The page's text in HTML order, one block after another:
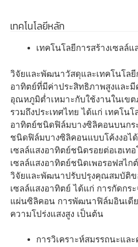
เทคโนโลยีหลัก
เทคโนโลยีการสร้างเซลล์แ
วิจัยและพัฒนาวัสดุและเทคโนโลยี
อาทิตย์ที่มีค่าประสิทธิภาพสูงและมี
อุณหภูมิต่ำเหมาะกับใช้งานในเข
รวมถึงประเทศไทย ได้แก่ เทคโนโ
อาทิตย์ชนิดฟิล์มบางซิลิคอนบนกร
ชนิดฟิล์มบางซิลิคอนแบบโค้งงอได้
เซลล์แสงอาทิตย์ชนิดรอยต่อเฮเท
เซลล์แสงอาทิตย์ชนิดเพอรอฟสไก
วิจัยและพัฒนาปรับปรุงคุณสมบัติข
เซลล์แสงอาทิตย์ ได้แก่ การกัดกร
แผ่นซิลิคอน การพัฒนาฟิล์มอินเดี
ความโปร่งแสงสูง เป็นต้น
การวิเคราะห์สมรรถนะแล